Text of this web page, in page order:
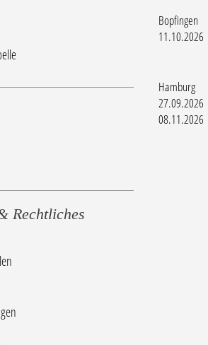
Rechtliches
Bopfingen
11.10.2026
Hamburg
27.09.2026
08.11.2026